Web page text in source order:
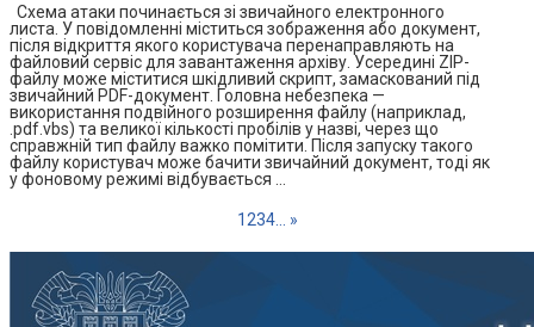
Схема атаки починається зі звичайного електронного
листа. У повідомленні міститься зображення або документ,
після відкриття якого користувача перенаправляють на
файловий сервіс для завантаження архіву. Усередині ZIP-
файлу може міститися шкідливий скрипт, замаскований під
звичайний PDF-документ. Головна небезпека —
використання подвійного розширення файлу (наприклад,
.pdf.vbs) та великої кількості пробілів у назві, через що
справжній тип файлу важко помітити. Після запуску такого
файлу користувач може бачити звичайний документ, тоді як
у фоновому режимі відбувається …
1 234... »